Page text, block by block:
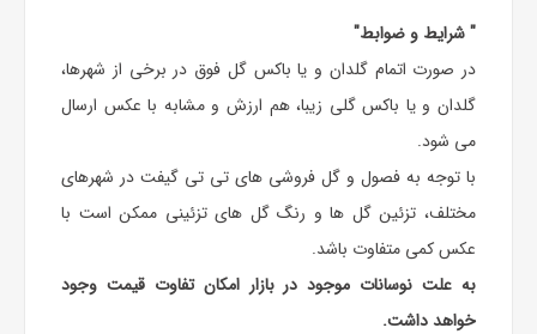
" شرایط و ضوابط"
در صورت اتمام گلدان و یا باکس گل فوق در برخی از شهرها،
گلدان و یا باکس گلی زیبا، هم ارزش و مشابه با عکس ارسال
می شود.
با توجه به فصول و گل فروشی های تی تی گیفت در شهرهای
مختلف، تزئین گل ها و رنگ گل های تزئینی ممکن است با
عکس کمی متفاوت باشد.
به علت نوسانات موجود در بازار امکان تفاوت قیمت وجود
خواهد داشت.